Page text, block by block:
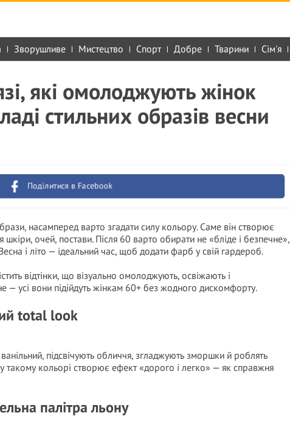
Зворушливе Мистецтво Спорт Добре Тварини Сім'я
які омолоджують жінок
стильних образів весни
Поділитися в Facebook
насамперед варто згадати силу кольору. Саме він створює
очей, постави. Після 60 варто обирати не «бліде і безпечне»,
і літо — ідеальний час, щоб додати фарб у свій гардероб.
відтінки, що візуально омолоджують, освіжають і
— усі вони підійдуть жінкам 60+ без жодного дискомфорту.
total look
ванільний, підсвічують обличчя, згладжують зморшки й роблять
кольорі створює ефект «дорого і легко» — як справжня
палітра льону